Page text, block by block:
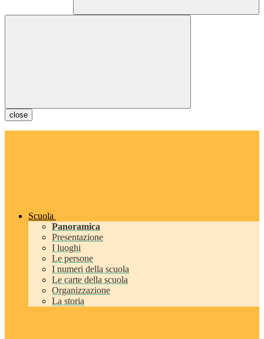
close
Scuola
Panoramica
Presentazione
I luoghi
Le persone
I numeri della scuola
Le carte della scuola
Organizzazione
La storia